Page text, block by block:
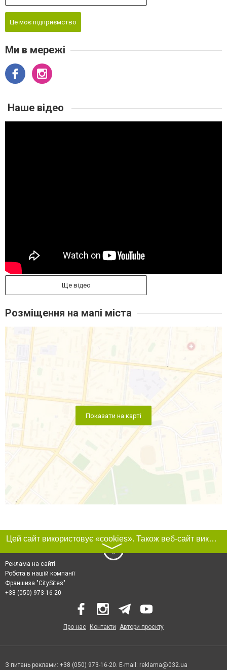
Це моє підприємство
Ми в мережі
Наше відео
Ще відео
Розміщення на мапі міста
Показати на карті
Цей сайт використовує «cookies». Також веб-сайт використовує інтернет-сервіс для збору технічних даних стосовно відвідувачів з метою отримання маркетингової та статистичної інформації. Умови обробки даних відвідувачів сайту див.
〉
Реклама на сайті
Робота в нашій компанії
Франшиза "CitySites"
+38 (050) 973-16-20
Про нас Контакти Автори проєкту
З питань реклами: +38 (050) 973-16-20. E-mail: reklama@032.ua